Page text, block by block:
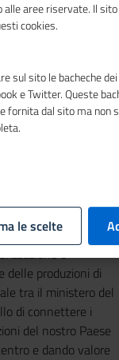
l’evento
29 marzo.
opportunità che
e
delle produzioni di
tra il ministero del
di connettere i
del nostro Paese
e dando valore
alle aree riservate. Il
cookies.
sul sito le bacheche
e Twitter. Queste
fornita dal sito ma non
le scelte